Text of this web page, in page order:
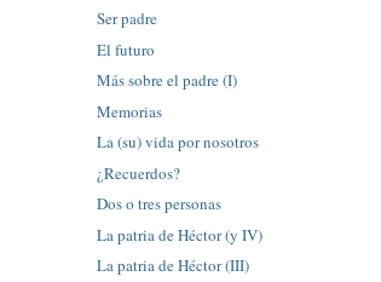
Ser padre
El futuro
Más sobre el padre (I)
Memorias
La (su) vida por nosotros
¿Recuerdos?
Dos o tres personas
La patria de Héctor (y IV)
La patria de Héctor (III)